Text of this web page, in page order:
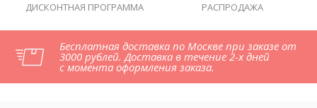
ДИСКОНТНАЯ ПРОГРАММА РАСПРОДАЖА
Бесплатная доставка по Москве при заказе от
3000 рублей. Доставка в течение 2-х дней
с момента оформления заказа.